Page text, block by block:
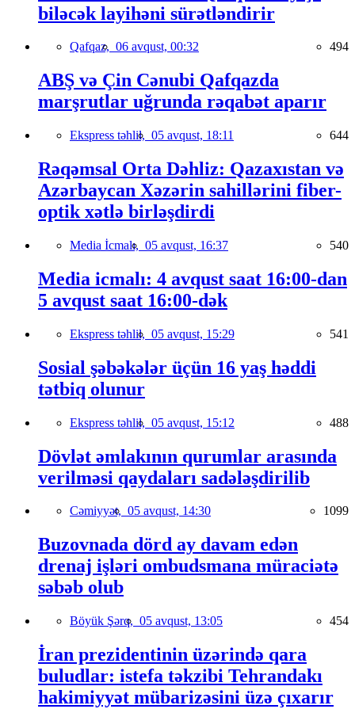
biləcək layihəni sürətləndirir
Qafqaz, 06 avqust, 00:32 494
ABŞ və Çin Cənubi Qafqazda
marşrutlar uğrunda rəqabət aparır
Ekspress təhlil, 05 avqust, 18:11 644
Rəqəmsal Orta Dəhliz: Qazaxıstan və
Azərbaycan Xəzərin sahillərini fiber-
optik xətlə birləşdirdi
Media İcmalı, 05 avqust, 16:37 540
Media icmalı: 4 avqust saat 16:00-dan
5 avqust saat 16:00-dək
Ekspress təhlil, 05 avqust, 15:29 541
Sosial şəbəkələr üçün 16 yaş həddi
tətbiq olunur
Ekspress təhlil, 05 avqust, 15:12 488
Dövlət əmlakının qurumlar arasında
verilməsi qaydaları sadələşdirilib
Cəmiyyət, 05 avqust, 14:30 1099
Buzovnada dörd ay davam edən
drenaj işləri ombudsmana müraciətə
səbəb olub
Böyük Şərq, 05 avqust, 13:05 454
İran prezidentinin üzərində qara
buludlar: istefa təkzibi Tehrandakı
hakimiyyət mübarizəsini üzə çıxarır